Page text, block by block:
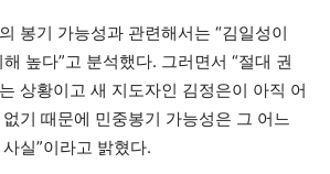
봉기 가능성과 관련해서는 “김일성이
높다”고 분석했다. 그러면서 “절대 권
상황이고 새 지도자인 김정은이 아직 어
기 때문에 민중봉기 가능성은 그 어느
실”이라고 밝혔다.